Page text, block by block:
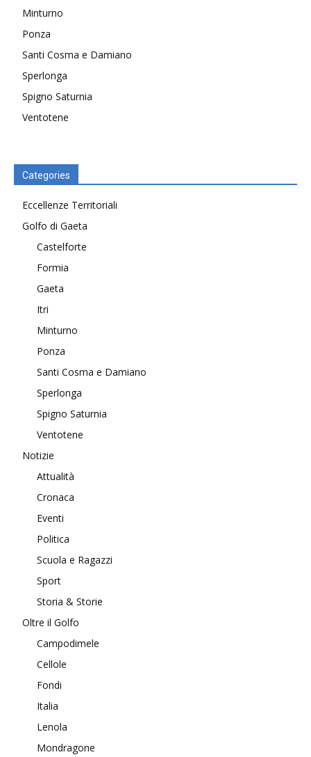
Minturno
Ponza
Santi Cosma e Damiano
Sperlonga
Spigno Saturnia
Ventotene
Categories
Eccellenze Territoriali
Golfo di Gaeta
Castelforte
Formia
Gaeta
Itri
Minturno
Ponza
Santi Cosma e Damiano
Sperlonga
Spigno Saturnia
Ventotene
Notizie
Attualità
Cronaca
Eventi
Politica
Scuola e Ragazzi
Sport
Storia & Storie
Oltre il Golfo
Campodimele
Cellole
Fondi
Italia
Lenola
Mondragone